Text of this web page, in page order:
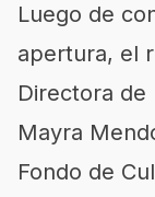
Luego de
apertura, el
Directora de
Mayra
Fondo de